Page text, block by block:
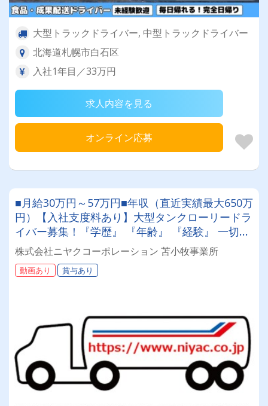
大型トラックドライバー, 中型トラックドライバー
北海道札幌市白石区
入社1年目／33万円
求人内容を見る
オンライン応募
■月給30万円～57万円■年収（直近実績最大650万
円）【入社支度料あり】大型タンクローリードラ
イバー募集！『学歴』 『年齢』 『経験』 一切不
問◎男女問わず活躍できる環境です。
株式会社ニヤクコーポレーション 苫小牧事業所
動画あり 賞与あり